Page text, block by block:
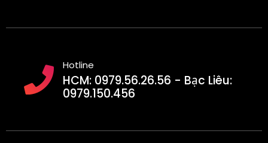
Hotline
HCM: 0979.56.26.56 - Bạc Liêu:
0979.150.456